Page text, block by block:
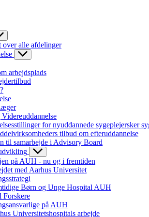
over alle afdelinger
arbejdsplads
for nyuddannede sygeplejersker
tilbud om efteruddannelse
til samarbejde i Advisory Board
på AUH - nu og i fremtiden
med Aarhus Universitet
Børn og Unge Hospital AUH
på AUH
Universitetshospitals arbejde